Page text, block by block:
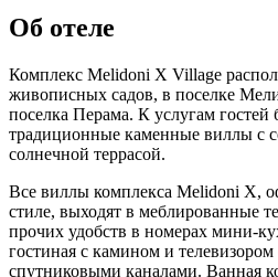
Об отеле
Комплекс Melidoni X Village
живописных садов, в поселке
поселка Перама. К услугам гостей
традиционные каменные виллы с
солнечной террасой.
Все виллы комплекса Melidoni X,
стиле, выходят в меблированные
прочих удобств в номерах мини-
гостиная с камином и
спутниковыми каналами. Ванная